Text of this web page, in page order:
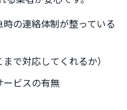
の連絡体制が整っている
で対応してくれるか）
ービスの有無